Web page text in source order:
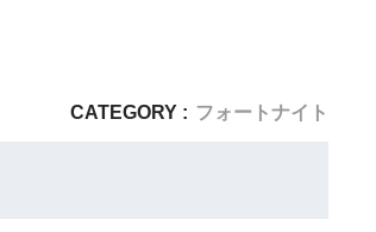
CATEGORY : フォートナイト